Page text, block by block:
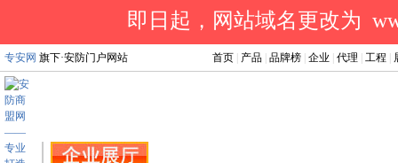
即日起，网站域名更改为
专安网 旗下·安防门户网站 首页 产品 品牌榜 企业 代理 工程